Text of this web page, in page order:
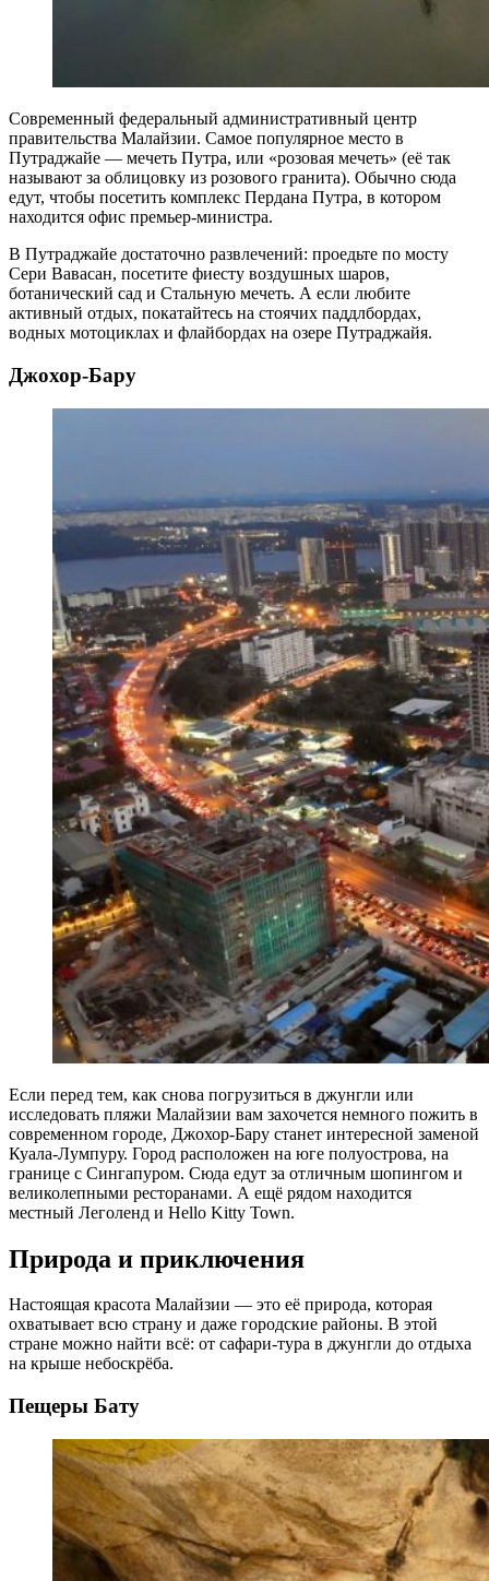
Современный федеральный административный центр
правительства Малайзии. Самое популярное место в
Путраджайе — мечеть Путра, или «розовая мечеть» (её так
называют за облицовку из розового гранита). Обычно сюда
едут, чтобы посетить комплекс Пердана Путра, в котором
находится офис премьер-министра.
В Путраджайе достаточно развлечений: проедьте по мосту
Сери Вавасан, посетите фиесту воздушных шаров,
ботанический сад и Стальную мечеть. А если любите
активный отдых, покатайтесь на стоячих паддлбордах,
водных мотоциклах и флайбордах на озере Путраджайя.
Джохор-Бару
Если перед тем, как снова погрузиться в джунгли или
исследовать пляжи Малайзии вам захочется немного пожить в
современном городе, Джохор-Бару станет интересной заменой
Куала-Лумпуру. Город расположен на юге полуострова, на
границе с Сингапуром. Сюда едут за отличным шопингом и
великолепными ресторанами. А ещё рядом находится
местный Леголенд и Hello Kitty Town.
Природа и приключения
Настоящая красота Малайзии — это её природа, которая
охватывает всю страну и даже городские районы. В этой
стране можно найти всё: от сафари-тура в джунгли до отдыха
на крыше небоскрёба.
Пещеры Бату